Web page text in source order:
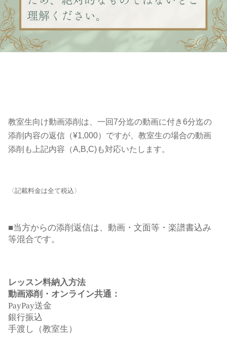
教室生向け動画添削は、一回7分迄の動画に付き6分迄の
添削内容の返信（¥1,000）ですが、教室生の場合の動画
添削も上記内容（A,B,C)も対応いたします。
〈記載料金は全て税込〉
■当方からの添削返信は、動画・文面等・楽譜書込み
等混合です。
レッスン料納入方法
動画添削・オンライン共通：
PayPay送金
銀行振込
手渡し（教室生）